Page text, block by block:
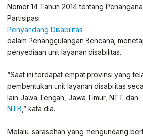
Nomor 14 Tahun 2014 tentang
Partisipasi
Penyandang Disabilitas
dalam Penanggulangan Bencana,
penyediaan unit layanan disabilitas.
“Saat ini terdapat empat provinsi yang
pembentukan unit layanan disabilitas
lain Jawa Tengah, Jawa Timur, NTT dan
NTB ,” kata dia.
Melalui sarasehan yang mengundang